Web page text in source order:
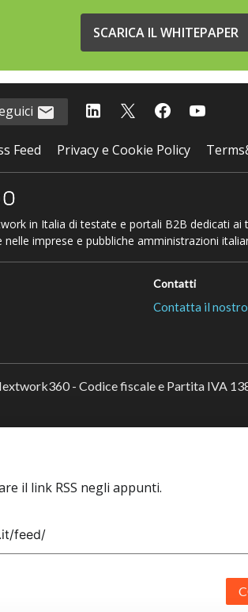
SCARICA IL WHITEPAPER
Feed Privacy e Cookie Policy
in Italia di testate e portali B2B dedicati ai
imprese e pubbliche amministrazioni
Contatti
Contatta il
- Codice fiscale e Partita IVA
il link RSS negli appunti.